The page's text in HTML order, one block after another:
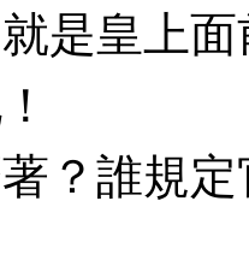
是皇上
？誰規